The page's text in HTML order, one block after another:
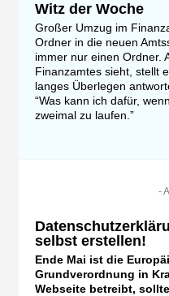
Witz der Woche
Großer Umzug im
Ordner in die neuen
immer nur einen Ordner.
Finanzamtes sieht, stellt
langes Überlegen
“Was kann ich dafür,
zweimal zu laufen.”
-
selbst erstellen!
Ende Mai ist die
Grundverordnung in
Webseite betreibt,